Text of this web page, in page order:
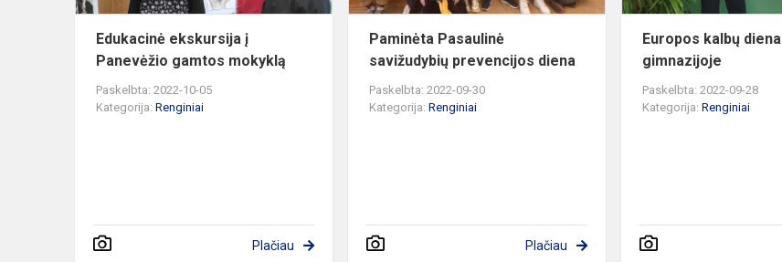
Edukacinė ekskursija į
Panevėžio gamtos mokyklą
Paskelbta: 2022-10-05
Kategorija: Renginiai
Plačiau
Paminėta Pasaulinė
savižudybių prevencijos diena
Paskelbta: 2022-09-30
Kategorija:Renginiai
Plačiau
Europos kalbų diena
gimnazijoje
Paskelbta: 2022-09-28
Kategorija:Renginiai